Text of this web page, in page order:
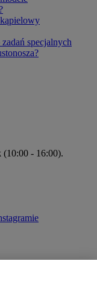
specjalnych
(10:00 - 16:00).